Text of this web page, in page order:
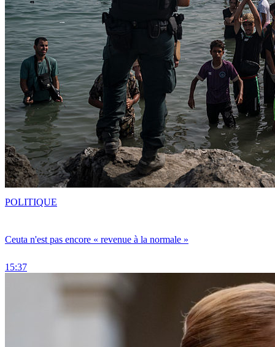
Ceuta n'est pas encore « revenue à la normale »
15:37
POLITIQUE